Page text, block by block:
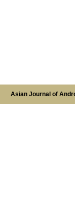
Asian Journal of